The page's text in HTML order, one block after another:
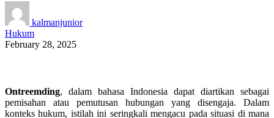
kalmanjunior
Hukum
February 28, 2025
Ontreemding, dalam bahasa Indonesia dapat diartikan sebagai
pemisahan atau pemutusan hubungan yang disengaja. Dalam
konteks hukum, istilah ini seringkali mengacu pada situasi di mana